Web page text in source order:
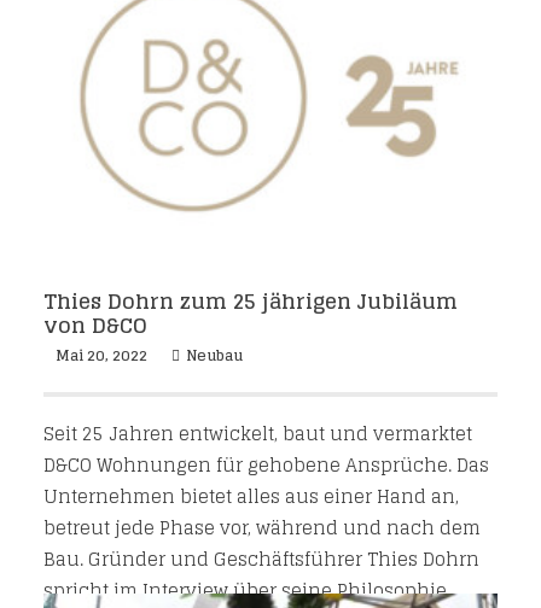
Thies Dohrn zum 25 jährigen Jubiläum
von D&CO
Mai 20, 2022 Neubau
Seit 25 Jahren entwickelt, baut und vermarktet
D&CO Wohnungen für gehobene Ansprüche. Das
Unternehmen bietet alles aus einer Hand an,
betreut jede Phase vor, während und nach dem
Bau. Gründer und Geschäftsführer Thies Dohrn
spricht im Interview über seine Philosophie.